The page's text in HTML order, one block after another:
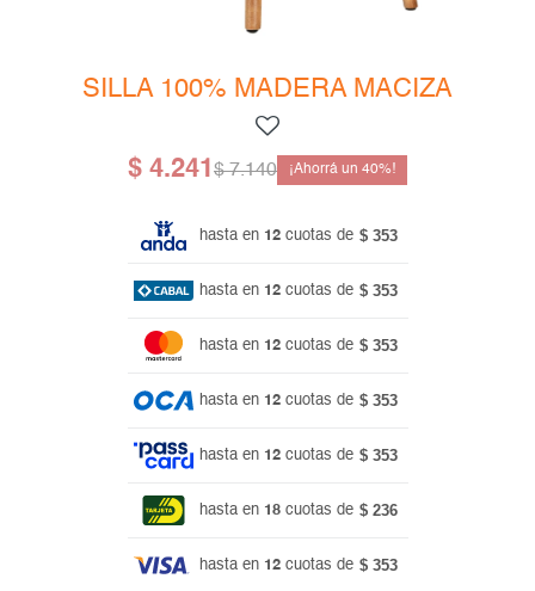
SILLA 100% MADERA MACIZA
$ 4.241 $ 7.140 40
hasta en 12 cuotas de $ 353
hasta en 12 cuotas de $ 353
hasta en 12 cuotas de $ 353
hasta en 12 cuotas de $ 353
hasta en 12 cuotas de $ 353
hasta en 18 cuotas de $ 236
hasta en 12 cuotas de $ 353
Bibliotecas